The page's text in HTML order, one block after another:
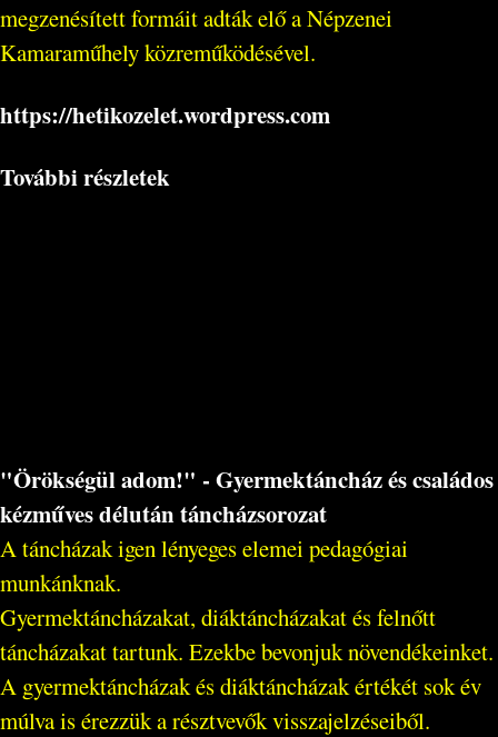
megzenésített formáit adták elő a Népzenei
Kamaraműhely közreműködésével.
https://hetikozelet.wordpress.com
További részletek
"Örökségül adom!" - Gyermektáncház és családos
kézműves délután táncházsorozat
A táncházak igen lényeges elemei pedagógiai
munkánknak.
Gyermektáncházakat, diáktáncházakat és felnőtt
táncházakat tartunk. Ezekbe bevonjuk növendékeinket.
A gyermektáncházak és diáktáncházak értékét sok év
múlva is érezzük a résztvevők visszajelzéseiből.